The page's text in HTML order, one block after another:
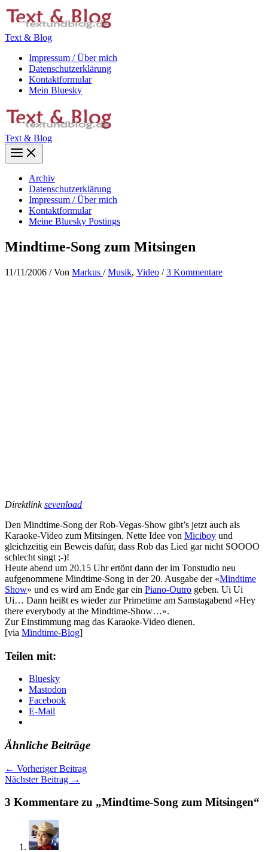
Zum
Inhalt
Text & Blog
Impressum / Über mich
Datenschutzerklärung
Kontaktformular
Mein Bluesky
Text & Blog
Main
Menu
Archiv
Datenschutzerklärung
Impressum / Über mich
Kontaktformular
Meine Bluesky Postings
Mindtime-Song zum Mitsingen
11/11/2006 / Von Markus /Musik, Video /3 Kommentare
Direktlinksevenload
Den Mindtime-Song der Rob-Vegas-Show gibt’s jetzt auch als
Karaoke-Video zum Mitsingen. Nette Idee von Miciboy und
gleichzeitig ein Beweis dafür, dass Rob das Lied gar nicht SOOOO
schlecht singt ;-)!
Heute abend um 20.15 Uhr ertönt dann der im Tonstudio neu
aufgenommene Mindtime-Song in der 20. Ausgabe der «Mindtime
Show» und es wird am Ende gar ein Piano-Outro geben. Ui Ui
Ui… Dann heißt es wieder zur Primetime am Samstagabend «Hey
there everybody at the Mindtime-Show…».
Zur Einstimmung mag das Karaoke-Video dienen.
[via Mindtime-Blog]
Teilen mit:
Bluesky
Mastodon
Facebook
E-Mail
Ähnliche Beiträge
← Vorheriger Beitrag
Nächster Beitrag →
3 Kommentare zu „Mindtime-Song zum Mitsingen“